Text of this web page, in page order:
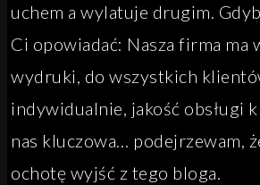
uchem a wylatuje drugim.
Ci opowiadać: Nasza firma ma
wydruki, do wszystkich
indywidualnie, jakość obsługi
nas kluczowa… podejrzewam,
ochotę wyjść z tego bloga.